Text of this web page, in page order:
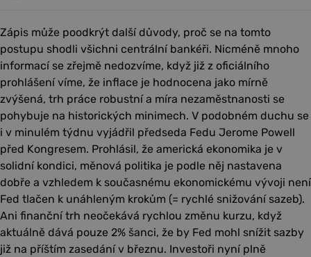
Zápis může poodkrýt další důvody, proč se na tomto
postupu shodli všichni centrální bankéři. Nicméně mnoho
informací se zřejmě nedozvíme, když již z oficiálního
prohlášení víme, že inflace je hodnocena jako mírně
zvýšená, trh práce robustní a míra nezaměstnanosti se
pohybuje na historických minimech. V podobném duchu se
i v minulém týdnu vyjádřil předseda Fedu Jerome Powell
před Kongresem. Prohlásil, že americká ekonomika je v
solidní kondici, měnová politika je podle něj nastavena
dobře a vzhledem k současnému ekonomickému vývoji není
Fed tlačen k unáhleným krokům (= rychlé snižování sazeb).
Ani finanční trh neočekává rychlou změnu kurzu, když
aktuálně dává pouze 2% šanci, že by Fed mohl snížit sazby
již na příštím zasedání v březnu. Investoři nyní plně